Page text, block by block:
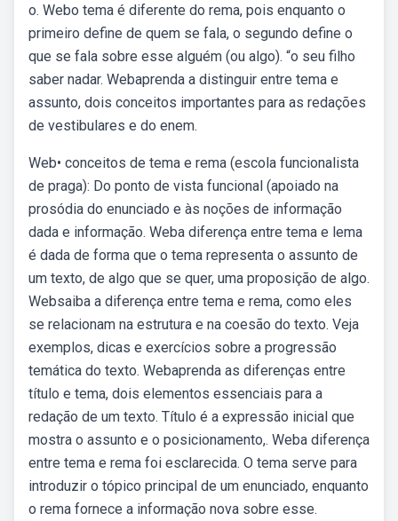
o. Webo tema é diferente do rema, pois enquanto o
primeiro define de quem se fala, o segundo define o
que se fala sobre esse alguém (ou algo). “o seu filho
saber nadar. Webaprenda a distinguir entre tema e
assunto, dois conceitos importantes para as redações
de vestibulares e do enem.
Web• conceitos de tema e rema (escola funcionalista
de praga): Do ponto de vista funcional (apoiado na
prosódia do enunciado e às noções de informação
dada e informação. Weba diferença entre tema e lema
é dada de forma que o tema representa o assunto de
um texto, de algo que se quer, uma proposição de algo.
Websaiba a diferença entre tema e rema, como eles
se relacionam na estrutura e na coesão do texto. Veja
exemplos, dicas e exercícios sobre a progressão
temática do texto. Webaprenda as diferenças entre
título e tema, dois elementos essenciais para a
redação de um texto. Título é a expressão inicial que
mostra o assunto e o posicionamento,. Weba diferença
entre tema e rema foi esclarecida. O tema serve para
introduzir o tópico principal de um enunciado, enquanto
o rema fornece a informação nova sobre esse.